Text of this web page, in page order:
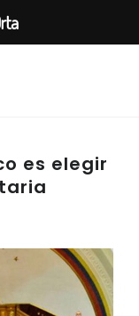
es elegir